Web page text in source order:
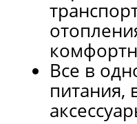
Все в
питания,